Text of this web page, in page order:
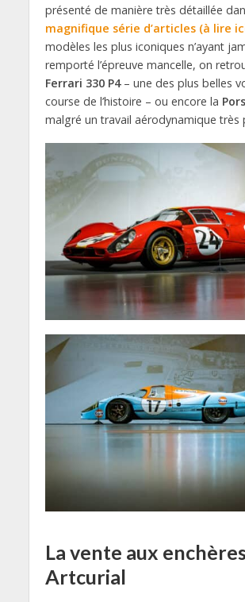
présenté de manière très détaillée
magnifique série d’articles (à lire
modèles les plus iconiques n’ayant
remporté l’épreuve mancelle, on
Ferrari 330 P4– une des plus belles
course de l’histoire – ou encore la
malgré un travail aérodynamique très
La vente aux
Artcurial